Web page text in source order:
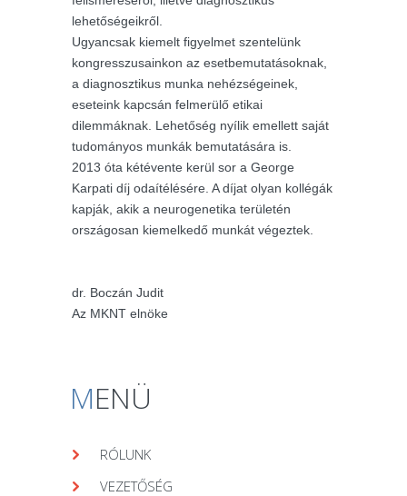
lehetőségeikről.
Ugyancsak kiemelt figyelmet szentelünk
kongresszusainkon az esetbemutatásoknak,
a diagnosztikus munka nehézségeinek,
eseteink kapcsán felmerülő etikai
dilemmáknak. Lehetőség nyílik emellett saját
tudományos munkák bemutatására is.
2013 óta kétévente kerül sor a George
Karpati díj odaítélésére. A díjat olyan kollégák
kapják, akik a neurogenetika területén
országosan kiemelkedő munkát végeztek.
dr. Boczán Judit
Az MKNT elnöke
MENÜ
RÓLUNK
VEZETŐSÉG